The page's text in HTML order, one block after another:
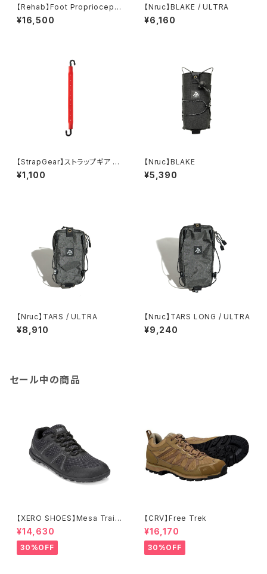
【Rehab】Foot Propriocepti
on Kit
¥16,500
【Nruc】BLAKE / ULTRA
¥6,160
【StrapGear】ストラップギア 8
インチ
¥1,100
【Nruc】BLAKE
¥5,390
【Nruc】TARS / ULTRA
¥8,910
【Nruc】TARS LONG / ULTRA
¥9,240
セール中の商品
【XERO SHOES】Mesa Trail
WP (ブラック)
¥14,630
30%OFF
【CRV】Free Trek
¥16,170
30%OFF